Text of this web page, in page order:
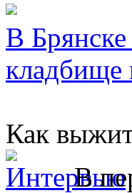
В
кладбище
Как
В